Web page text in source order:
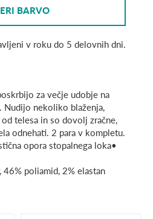
BARVO
v roku do 5 delovnih dni.
za večje udobje na
Nudijo nekoliko blaženja,
telesa in so dovolj zračne,
odnehati. 2 para v kompletu.
opora stopalnega loka•
46% poliamid, 2% elastan